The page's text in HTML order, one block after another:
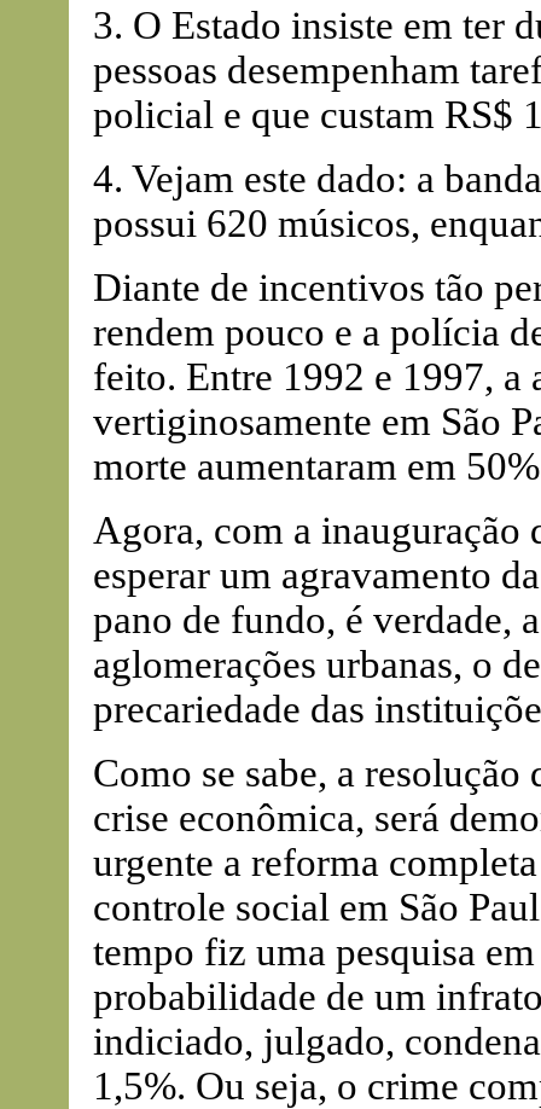
3. O Estado insiste em ter
pessoas desempenham
policial e que custam RS$
4. Vejam este dado: a
possui 620 músicos,
Diante de incentivos tão
rendem pouco e a polícia
feito. Entre 1992 e 1997, a
vertiginosamente em São
morte aumentaram em
Agora, com a inauguração
esperar um agravamento
pano de fundo, é verdade,
aglomerações urbanas, o
precariedade das
Como se sabe, a resolução
crise econômica, será
urgente a reforma
controle social em São
tempo fiz uma pesquisa
probabilidade de um
indiciado, julgado,
1,5%. Ou seja, o crime